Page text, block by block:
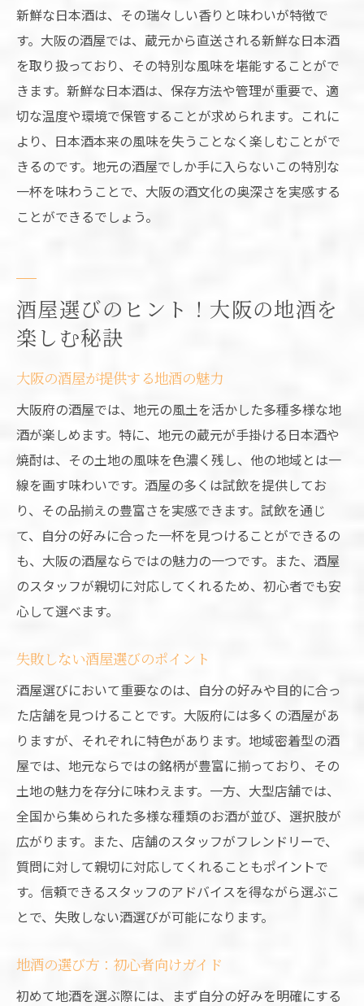
新鮮な日本酒は、その瑞々しい香りと味わいが特徴で
す。大阪の酒屋では、蔵元から直送される新鮮な日本酒
を取り扱っており、その特別な風味を堪能することがで
きます。新鮮な日本酒は、保存方法や管理が重要で、適
切な温度や環境で保管することが求められます。これに
より、日本酒本来の風味を失うことなく楽しむことがで
きるのです。地元の酒屋でしか手に入らないこの特別な
一杯を味わうことで、大阪の酒文化の奥深さを実感する
ことができるでしょう。
酒屋選びのヒント！大阪の地酒を
楽しむ秘訣
大阪の酒屋が提供する地酒の魅力
大阪府の酒屋では、地元の風土を活かした多種多様な地
酒が楽しめます。特に、地元の蔵元が手掛ける日本酒や
焼酎は、その土地の風味を色濃く残し、他の地域とは一
線を画す味わいです。酒屋の多くは試飲を提供してお
り、その品揃えの豊富さを実感できます。試飲を通じ
て、自分の好みに合った一杯を見つけることができるの
も、大阪の酒屋ならではの魅力の一つです。また、酒屋
のスタッフが親切に対応してくれるため、初心者でも安
心して選べます。
失敗しない酒屋選びのポイント
酒屋選びにおいて重要なのは、自分の好みや目的に合っ
た店舗を見つけることです。大阪府には多くの酒屋があ
りますが、それぞれに特色があります。地域密着型の酒
屋では、地元ならではの銘柄が豊富に揃っており、その
土地の魅力を存分に味わえます。一方、大型店舗では、
全国から集められた多様な種類のお酒が並び、選択肢が
広がります。また、店舗のスタッフがフレンドリーで、
質問に対して親切に対応してくれることもポイントで
す。信頼できるスタッフのアドバイスを得ながら選ぶこ
とで、失敗しない酒選びが可能になります。
地酒の選び方：初心者向けガイド
初めて地酒を選ぶ際には、まず自分の好みを明確にする